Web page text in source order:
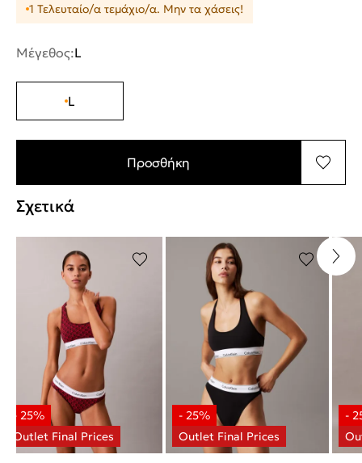
1 Τελευταίο/α τεμάχιο/α. Μην τα χάσεις!
Μέγεθος:L
L
Προσθήκη
Σχετικά